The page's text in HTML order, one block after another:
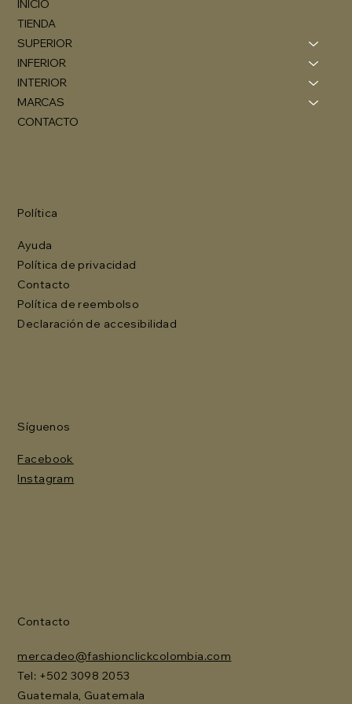
INICIO
TIENDA
SUPERIOR
INFERIOR
INTERIOR
MARCAS
CONTACTO
Política
Ayuda
Política de privacidad
Contacto
Política de reembolso
Declaración de accesibilidad
Síguenos
Facebook
Instagram
Contacto
mercadeo@fashionclickcolombia.com
Tel: ‪+502 3098 2053‬
Guatemala, Guatemala